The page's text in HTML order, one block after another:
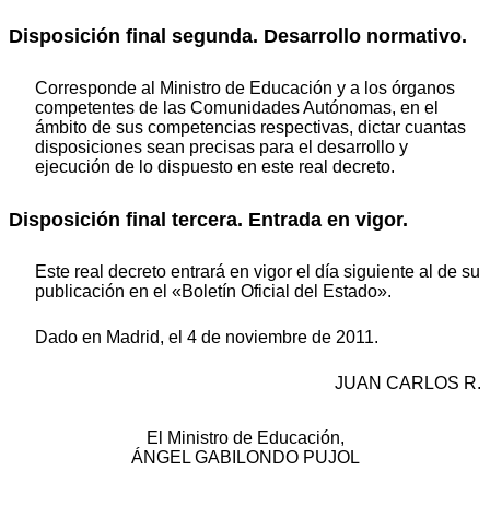
Disposición final segunda. Desarrollo normativo.
Corresponde al Ministro de Educación y a los órganos
competentes de las Comunidades Autónomas, en el
ámbito de sus competencias respectivas, dictar cuantas
disposiciones sean precisas para el desarrollo y
ejecución de lo dispuesto en este real decreto.
Disposición final tercera. Entrada en vigor.
Este real decreto entrará en vigor el día siguiente al de su
publicación en el «Boletín Oficial del Estado».
Dado en Madrid, el 4 de noviembre de 2011.
JUAN CARLOS R.
El Ministro de Educación,
ÁNGEL GABILONDO PUJOL